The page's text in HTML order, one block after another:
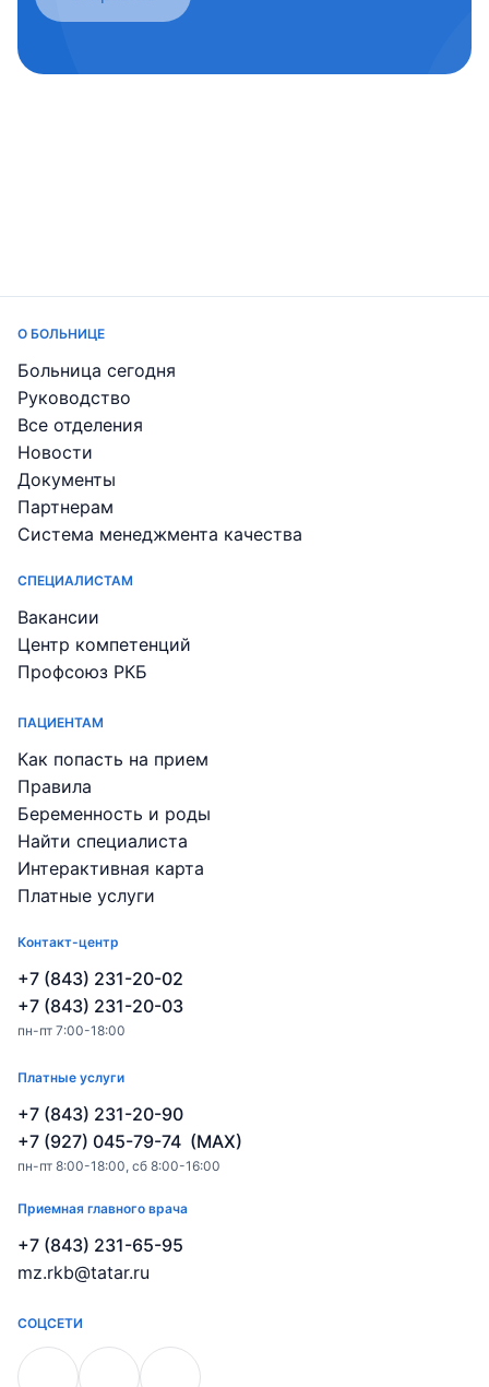
О БОЛЬНИЦЕ
Больница сегодня
Руководство
Все отделения
Новости
Документы
Партнерам
Система менеджмента качества
СПЕЦИАЛИСТАМ
Вакансии
Центр компетенций
Профсоюз РКБ
ПАЦИЕНТАМ
Как попасть на прием
Правила
Беременность и роды
Найти специалиста
Интерактивная карта
Платные услуги
Контакт-центр
+7 (843) 231-20-02
+7 (843) 231-20-03
пн-пт 7:00-18:00
Платные услуги
+7 (843) 231-20-90
+7 (927) 045-79-74 (MAX)
пн-пт 8:00-18:00, сб 8:00-16:00
Приемная главного врача
+7 (843) 231-65-95
mz.rkb@tatar.ru
СОЦСЕТИ